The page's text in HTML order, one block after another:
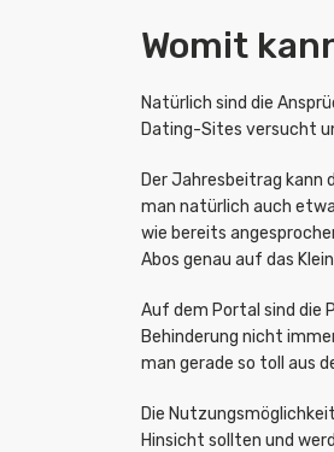
Womit
Natürlich sind die
Dating-Sites versucht
Der Jahresbeitrag kann
man natürlich auch
wie bereits
Abos genau auf das
Auf dem Portal sind die
Behinderung nicht
man gerade so toll aus
Die
Hinsicht sollten und